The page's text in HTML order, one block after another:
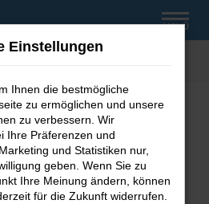
MENÜ
Error
aufgetreten.
die dir helfen können:
Einstellungen
Ihnen die bestmögliche
zu ermöglichen und unsere
zu verbessern. Wir
Ihre Präferenzen und
und Statistiken nur,
geben. Wenn Sie zu
Ihre Meinung ändern, können
für die Zukunft widerrufen.